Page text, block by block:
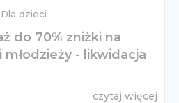
Dla dzieci
do 70% zniżki na
- likwidacja
czytaj więcej